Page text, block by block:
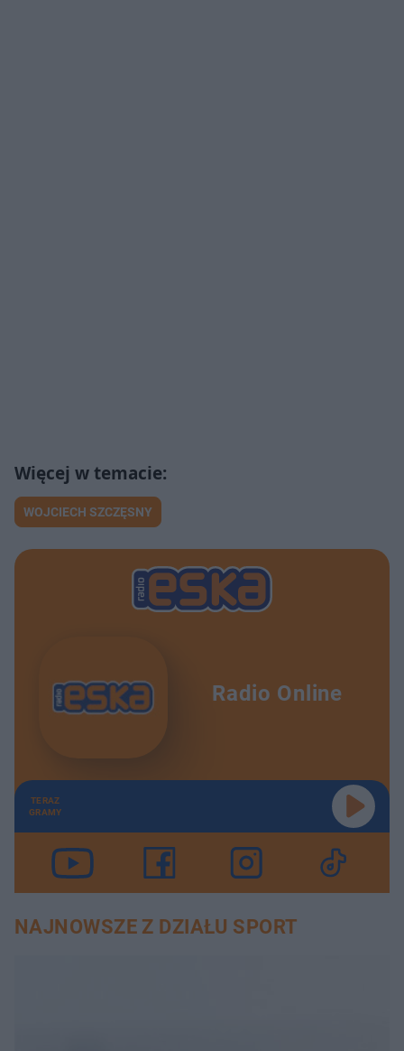
WOJCIECH SZCZĘSNY
Radio Online
TERAZ
GRAMY
NAJNOWSZE Z DZIAŁU SPORT